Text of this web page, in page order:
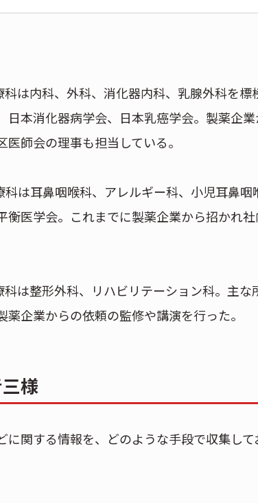
は内科、外科、消化器内科、乳腺外科を標
本消化器病学会、日本乳癌学会。製薬企
師会の理事も担当している。
は耳鼻咽喉科、アレルギー科、小児耳鼻咽
医学会。これまでに製薬企業から招かれ社
は整形外科、リハビリテーション科。主な
企業からの依頼の監修や講演を行った。
様
関する情報を、どのような手段で収集して